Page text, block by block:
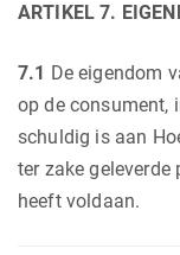
ARTIKEL 7.
7.1 De eigendom
op de consument,
schuldig is aan
ter zake geleverde
heeft voldaan.